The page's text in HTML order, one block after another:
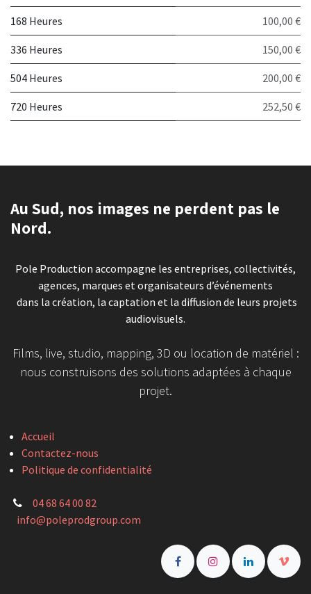
168 Heures 100,00 €
336 Heures 150,00 €
504 Heures 200,00 €
720 Heures 252,50 €
Au Sud, nos images ne perdent pas le
Nord.
Pole Production accompagne les entreprises, collectivités,
agences, marques et organisateurs d’événements
dans la création, la captation et la diffusion de leurs projets
audiovisuels.
Films, live, studio, mapping, 3D ou location de matériel :
nous construisons des solutions adaptées à chaque
projet.
Accueil
Contactez-nous
Politique de confidentialité
04 68 64 00 82
info@poleprodgroup.com